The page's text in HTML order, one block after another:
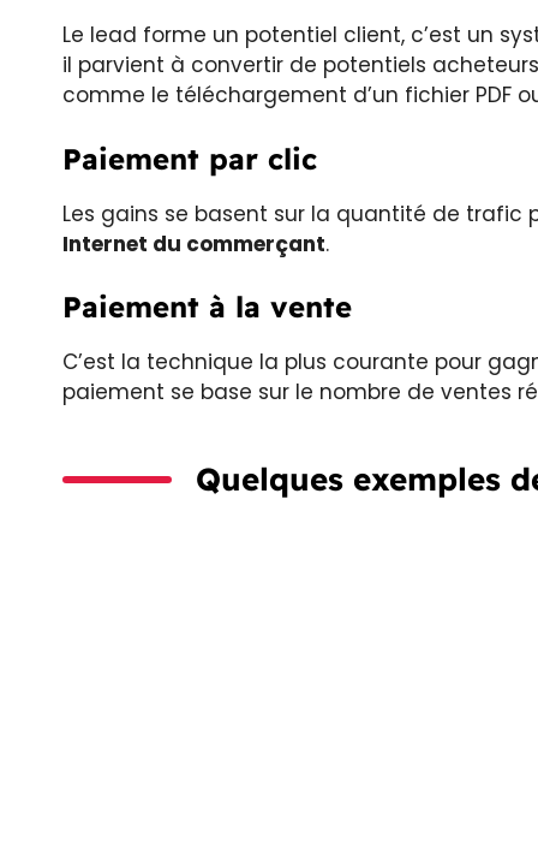
Le lead forme un potentiel client, c’est un
il parvient à convertir de potentiels
comme le téléchargement d’un fichier PDF
Paiement par clic
Les gains se basent sur la quantité de
Internet du commerçant.
Paiement à la vente
C’est la technique la plus courante pour
paiement se base sur le nombre de ventes
Quelques exemples